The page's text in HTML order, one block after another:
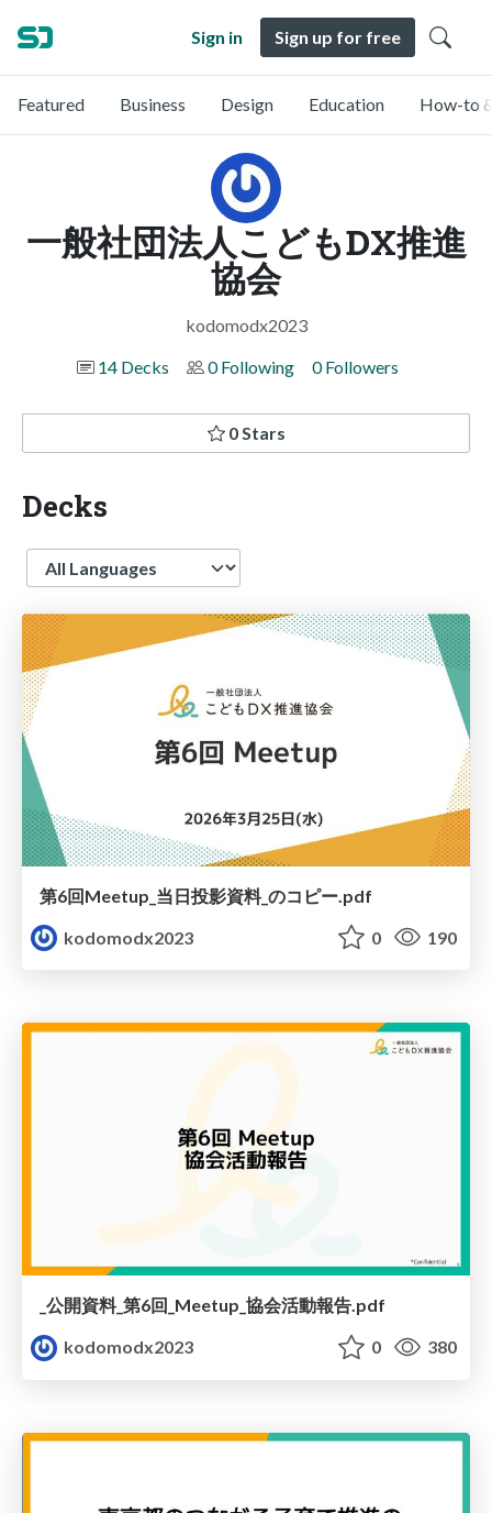
Sign in Sign up for free
Featured Business Design Education How-to
一般社団法人こどもDX推進
協会
kodomodx2023
14 Decks
0 Following 0 Followers
0 Stars
Decks
Language
第6回Meetup_当日投影資料_のコピー.pdf
kodomodx2023
0 190
_公開資料_第6回_Meetup_協会活動報告.pdf
kodomodx2023
0 380